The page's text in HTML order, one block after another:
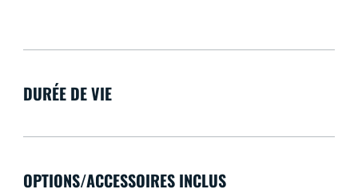
DURÉE DE VIE
OPTIONS/ACCESSOIRES INCLUS